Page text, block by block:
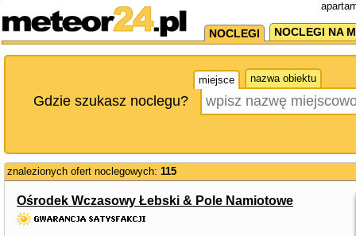
NOCLEGI NOCLEGI NA
miejsce nazwa obiektu
Gdzie szukasz noclegu?
znalezionych ofert noclegowych: 115
Ośrodek Wczasowy Łebski & Pole Namiotowe